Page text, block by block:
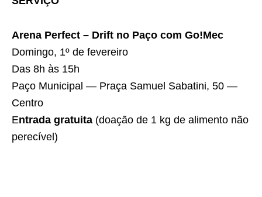
Arena Perfect – Drift no Paço com Go!Mec
Domingo, 1º de fevereiro
Das 8h às 15h
Paço Municipal — Praça Samuel Sabatini, 50 —
Centro
Entrada gratuita (doação de 1 kg de alimento não
perecível)